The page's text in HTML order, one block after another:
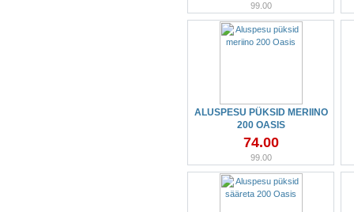
99.00
ALUSPESU PÜKSID MERIINO
200 OASIS
74.00
99.00